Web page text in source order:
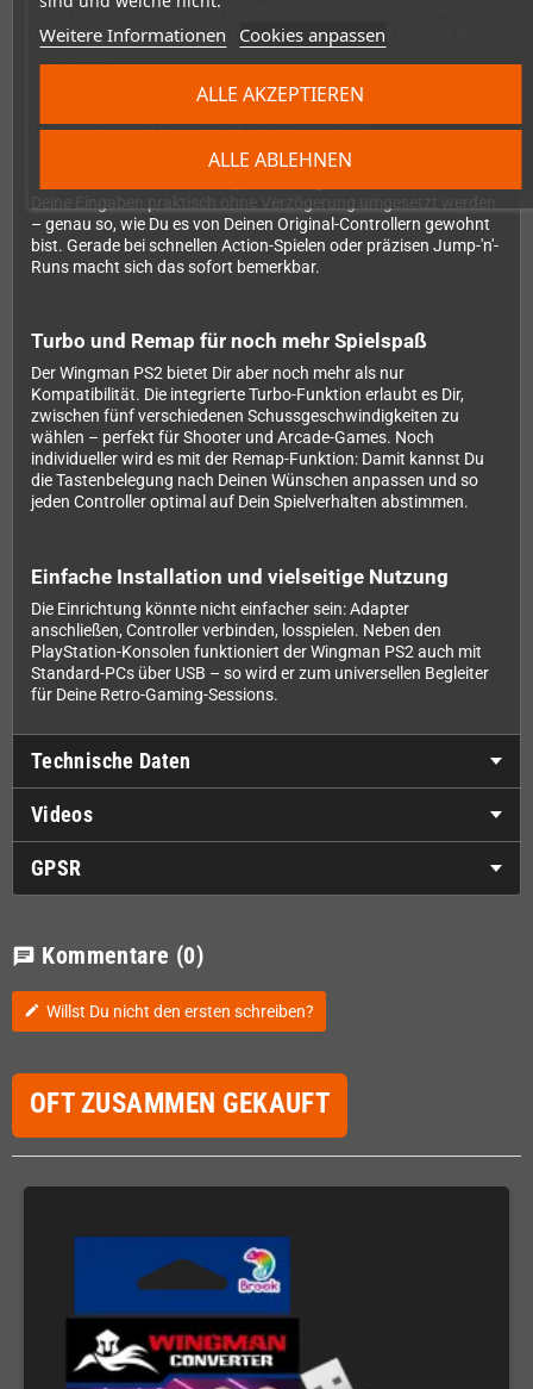
Weitere Informationen Cookies anpassen
ALLE ABLEHNEN
ALLE AKZEPTIEREN
spielt es keine Rolle, ob Du Original-Controller oder hochwertige
Drittanbieter-Varianten nutzt – der Wingman PS2 erkennt sie
zuverlässig.
Gaming ohne spürbare Verzögerung
Besonders wichtig für Retro-Gaming-Fans: Der Adapter arbeitet
– genau so, wie Du es von Deinen Original-Controllern gewohnt
bist. Gerade bei schnellen Action-Spielen oder präzisen Jump-'n'-
Runs macht sich das sofort bemerkbar.
Turbo und Remap für noch mehr Spielspaß
Der Wingman PS2 bietet Dir aber noch mehr als nur
Kompatibilität. Die integrierte Turbo-Funktion erlaubt es Dir,
zwischen fünf verschiedenen Schussgeschwindigkeiten zu
wählen – perfekt für Shooter und Arcade-Games. Noch
individueller wird es mit der Remap-Funktion: Damit kannst Du
die Tastenbelegung nach Deinen Wünschen anpassen und so
jeden Controller optimal auf Dein Spielverhalten abstimmen.
Einfache Installation und vielseitige Nutzung
Die Einrichtung könnte nicht einfacher sein: Adapter
anschließen, Controller verbinden, losspielen. Neben den
PlayStation-Konsolen funktioniert der Wingman PS2 auch mit
Standard-PCs über USB – so wird er zum universellen Begleiter
für Deine Retro-Gaming-Sessions.
Technische Daten
Videos
GPSR
chat Kommentare (0)
edit Willst Du nicht den ersten schreiben?
OFT ZUSAMMEN GEKAUFT